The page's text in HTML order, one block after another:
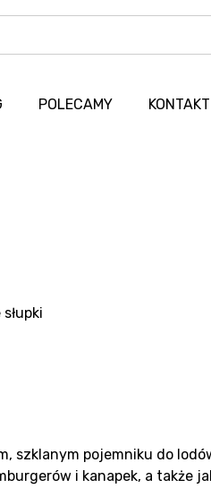
POLECAMY KONTAKT
szklanym pojemniku do
i kanapek, a także